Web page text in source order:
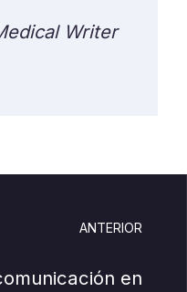
Writer
ANTERIOR
en